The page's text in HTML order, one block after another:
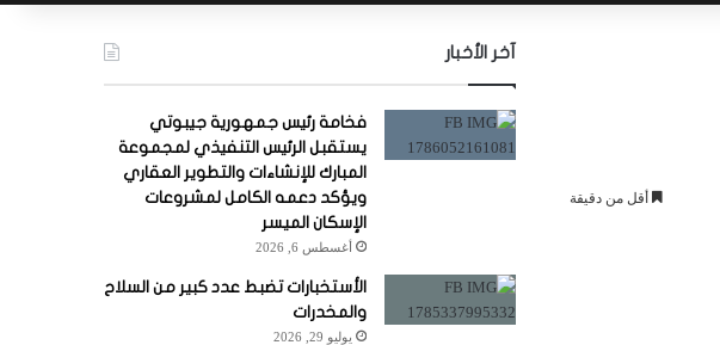
عن
أقل من دقيقة
آخر الأخبار
فخامة رئيس جمهورية جيبوتي
يستقبل الرئيس التنفيذي لمجموعة
المبارك للإنشاءات والتطوير العقاري
ويؤكد دعمه الكامل لمشروعات
الإسكان الميسر
أغسطس 6, 2026
الأستخبارات تضبط عدد كبير من السلاح
والمخدرات
يوليو 29, 2026